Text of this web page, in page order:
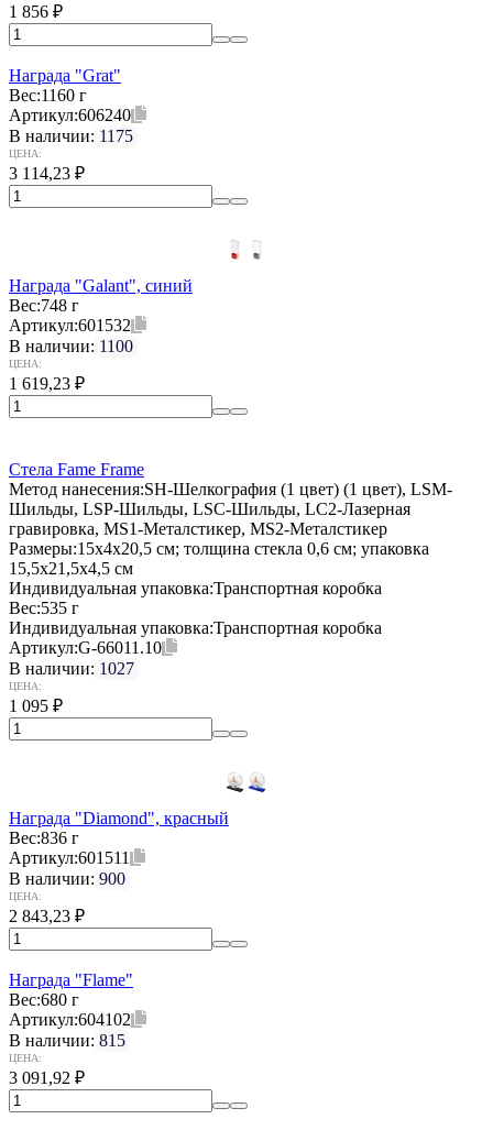
1 856 ₽
Награда "Grat"
Вес:1160 г
Артикул:606240
В наличии: 1175
ЦЕНА:
3 114,23 ₽
Награда "Galant", синий
Вес:748 г
Артикул:601532
В наличии: 1100
ЦЕНА:
1 619,23 ₽
Стела Fame Frame
Метод нанесения:SH-Шелкография (1 цвет) (1 цвет), LSM-
Шильды, LSP-Шильды, LSC-Шильды, LC2-Лазерная
гравировка, MS1-Металстикер, MS2-Металстикер
Размеры:15x4x20,5 см; толщина стекла 0,6 см; упаковка
15,5х21,5х4,5 см
Индивидуальная упаковка:Транспортная коробка
Вес:535 г
Индивидуальная упаковка:Транспортная коробка
Артикул:G-66011.10
В наличии: 1027
ЦЕНА:
1 095 ₽
Награда "Diamond", красный
Вес:836 г
Артикул:601511
В наличии: 900
ЦЕНА:
2 843,23 ₽
Награда "Flame"
Вес:680 г
Артикул:604102
В наличии: 815
ЦЕНА:
3 091,92 ₽